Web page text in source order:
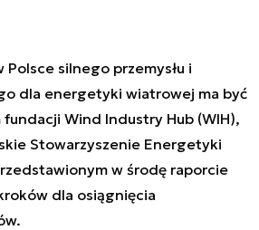
silnego przemysłu i
dla energetyki wiatrowej ma być
fundacji Wind Industry Hub (WIH),
Stowarzyszenie Energetyki
w środę raporcie
dla osiągnięcia